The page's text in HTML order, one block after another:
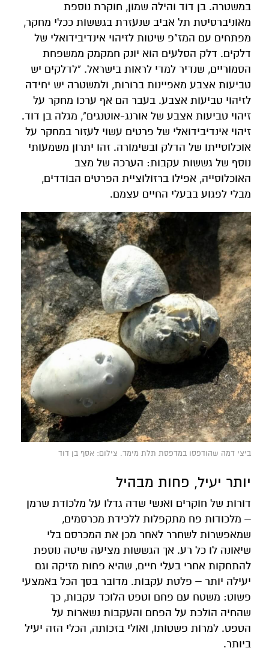
במשטרה. בן דוד והילה שמון, חוקרת נוספת
מאוניברסיטת תל אביב שנעזרת בגששות ככלי מחקר,
מפתחים עם המז"פ שיטות לזיהוי אינדיבידואלי של
דלקים. דלק הסלעים הוא יונק חמקמק ממשפחת
הסמוריים, שנדיר למדי לראות בישראל. "לדלקים יש
טביעות אצבע מאפיינות ברורות, ולמשטרה יש יחידה
לזיהוי טביעות אצבע. בעבר הם אף ערכו מחקר על
זיהוי טביעות אצבע של אורנג-אוטנגים", מגלה בן דוד.
זיהוי אינדיבידואלי של פרטים עשוי לעזור במחקר על
אוכלוסייתו של הדלק ובשימורה. זהו יתרון משמעותי
נוסף של גששות עקבות: הערכה של מצב
האוכלוסייה, אפילו ברזולוציית הפרטים הבודדים,
מבלי לפגוע בבעלי החיים עצמם.
ביצי דמה שהודפסו במדפסת תלת מימד. צילום: אסף בן דוד
יותר יעיל, פחות מבהיל
דורות של חוקרים ואנשי שדה גדלו על מלכודת שרמן
– מלכודות פח מתקפלות ללכידת מכרסמים,
שמאפשרות לשחרר לאחר מכן את המכרסם בלי
שיאונה לו כל רע. אך הגששות מציעה שיטה נוספת
להתחקות אחרי בעלי חיים, שהיא פחות מזיקה וגם
יעילה יותר – פלטת עקבות. מדובר בסך הכל באמצעי
פשוט: משטח עם פחם וטפט הלוכד עקבות, כך
שהחיה הולכת על הפחם והעקבות נשארות על
הטפט. למרות פשטותו, ואולי בזכותה, הכלי הזה יעיל
ביותר.